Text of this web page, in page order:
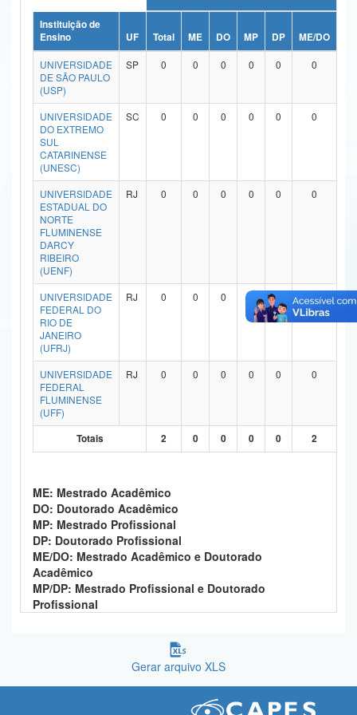
Ministério da Ciência, Tecnologia, Inovações e Comunicações
Ministério do Meio Ambiente
Ministério do Turismo
Ministério do Desenvolvimento Regional
Controladoria-Geral da União
Ministério da Mulher, da Família e dos Direitos Humanos
Secretaria-Geral
Secretaria de Governo
Gabinete de Segurança Institucional
Advocacia-Geral da União
Banco Central do Brasil
Instituição de
Ensino
UF Total ME DO MP DP ME/DO
UNIVERSIDADE
DE SÃO PAULO
(USP)
SP 0 0 0 0 0 0
UNIVERSIDADE
DO EXTREMO
SUL
CATARINENSE
(UNESC)
SC 0 0 0 0 0 0
UNIVERSIDADE
ESTADUAL DO
NORTE
FLUMINENSE
DARCY
RIBEIRO
(UENF)
RJ 0 0 0 0 0 0
UNIVERSIDADE
FEDERAL DO
RIO DE
JANEIRO
(UFRJ)
RJ 0 0 0 0 0 0
UNIVERSIDADE
FEDERAL
FLUMINENSE
(UFF)
RJ 0 0 0 0 0 0
Totais 2 0 0 0 0 2
ME: Mestrado Acadêmico
DO: Doutorado Acadêmico
MP: Mestrado Profissional
DP: Doutorado Profissional
ME/DO: Mestrado Acadêmico e Doutorado
Acadêmico
MP/DP: Mestrado Profissional e Doutorado
Profissional
Gerar arquivo XLS